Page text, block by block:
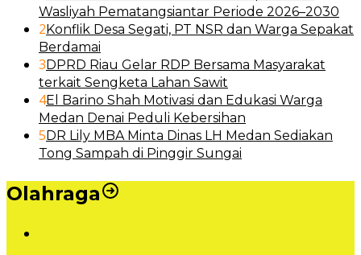
Wasliyah Pematangsiantar Periode 2026–2030
2Konflik Desa Segati, PT NSR dan Warga Sepakat
Berdamai
3DPRD Riau Gelar RDP Bersama Masyarakat
terkait Sengketa Lahan Sawit
4El Barino Shah Motivasi dan Edukasi Warga
Medan Denai Peduli Kebersihan
5DR Lily MBA Minta Dinas LH Medan Sediakan
Tong Sampah di Pinggir Sungai
Olahraga